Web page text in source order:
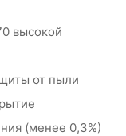
высокой
от пыли
(менее 0,3%)